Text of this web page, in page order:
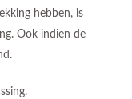
hebben, is
Ook indien de